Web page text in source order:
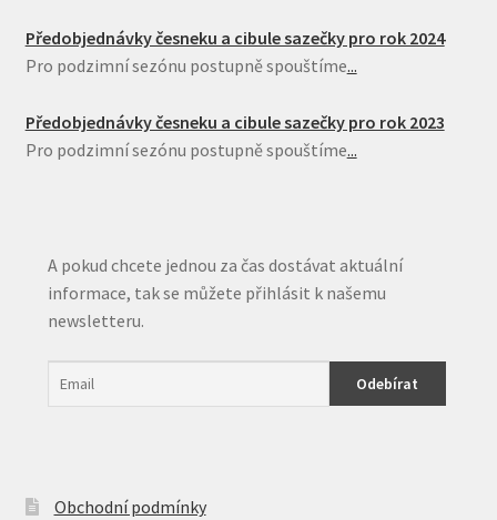
Předobjednávky česneku a cibule sazečky pro rok 2024
Pro podzimní sezónu postupně spouštíme...
Předobjednávky česneku a cibule sazečky pro rok 2023
Pro podzimní sezónu postupně spouštíme...
A pokud chcete jednou za čas dostávat aktuální
informace, tak se můžete přihlásit k našemu
newsletteru.
Obchodní podmínky